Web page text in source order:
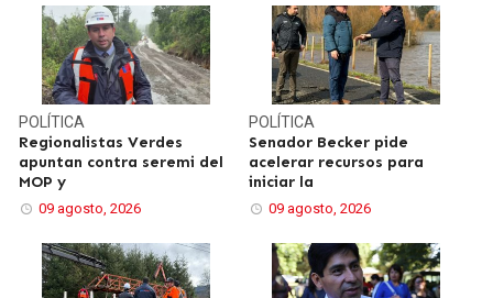
POLÍTICA
Regionalistas Verdes
apuntan contra seremi del
MOP y
09 agosto, 2026
POLÍTICA
Senador Becker pide
acelerar recursos para
iniciar la
09 agosto, 2026